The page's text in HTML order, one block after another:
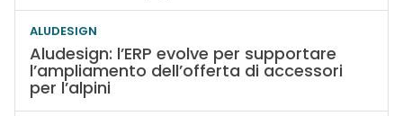
ALUDESIGN
Aludesign: l’ERP evolve per supportare
l’ampliamento dell’offerta di accessori
per l’alpini